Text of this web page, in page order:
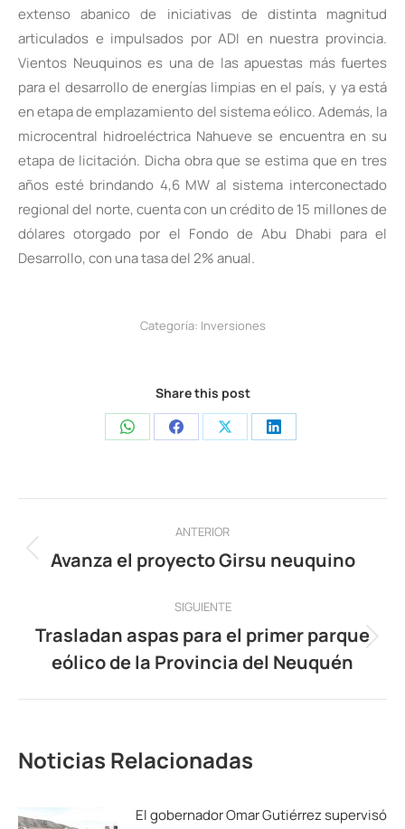
extenso abanico de iniciativas de distinta magnitud
articulados e impulsados por ADI en nuestra provincia.
Vientos Neuquinos es una de las apuestas más fuertes
para el desarrollo de energías limpias en el país, y ya está
en etapa de emplazamiento del sistema eólico. Además, la
microcentral hidroeléctrica Nahueve se encuentra en su
etapa de licitación. Dicha obra que se estima que en tres
años esté brindando 4,6 MW al sistema interconectado
regional del norte, cuenta con un crédito de 15 millones de
dólares otorgado por el Fondo de Abu Dhabi para el
Desarrollo, con una tasa del 2% anual.
Categoría: Inversiones
Share this post
Share
WhatsApp
Share
Facebook
Share
X
Share
LinkedIn
Navegación
entre
publicaciones
ANTERIOR
Publicación
Avanza el proyecto Girsu neuquino
SIGUIENTE
Publicación
siguiente:
Trasladan aspas para el primer parque
eólico de la Provincia del Neuquén
Noticias Relacionadas
El gobernador Omar Gutiérrez supervisó